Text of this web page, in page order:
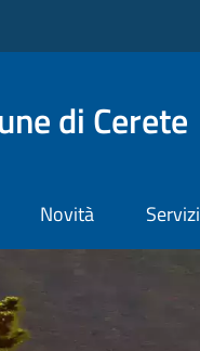
di Cerete
Novità Servizi